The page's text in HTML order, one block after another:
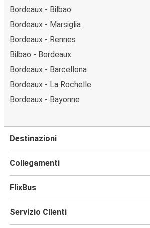
Bordeaux - Bilbao
Bordeaux - Marsiglia
Bordeaux - Rennes
Bilbao - Bordeaux
Bordeaux - Barcellona
Bordeaux - La Rochelle
Bordeaux - Bayonne
Destinazioni
Collegamenti
FlixBus
Servizio Clienti